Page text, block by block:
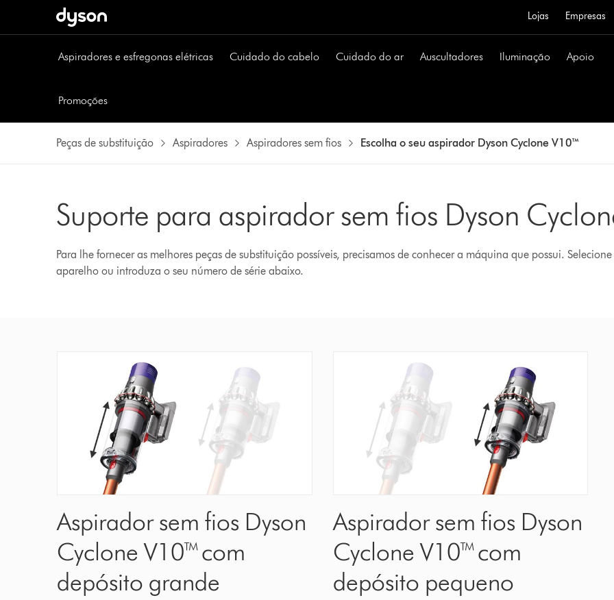
Lojas Empresas
Aspiradores e esfregonas elétricas Cuidado do cabelo Cuidado do ar Auscultadores Iluminação Apoio
Promoções
Peças de substituição Aspiradores Aspiradores sem fios Escolha o seu aspirador Dyson Cyclone V10™
Suporte para aspirador sem fios Dyson
Para lhe fornecer as melhores peças de substituição possíveis, precisamos de conhecer a máquina que possui.
aparelho ou introduza o seu número de série abaixo.
Aspirador sem fios Dyson
Cyclone V10™ com
depósito grande
Aspirador sem fios Dyson
Cyclone V10™ com
depósito pequeno